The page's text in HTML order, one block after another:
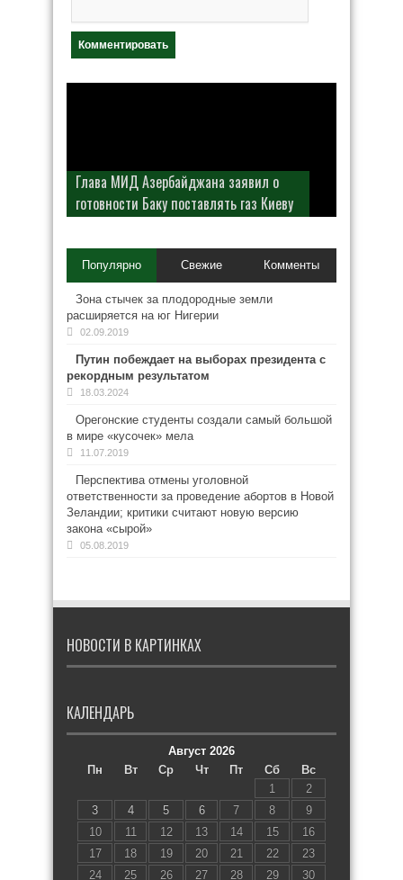
Глава МИД Азербайджана заявил о
готовности Баку поставлять газ Киеву
Популярно Свежие Комменты
Зона стычек за плодородные земли
расширяется на юг Нигерии
02.09.2019
Путин побеждает на выборах президента с
рекордным результатом
18.03.2024
Орегонские студенты создали самый большой
в мире «кусочек» мела
11.07.2019
Перспектива отмены уголовной
ответственности за проведение абортов в Новой
Зеландии; критики считают новую версию
закона «сырой»
05.08.2019
НОВОСТИ В КАРТИНКАХ
КАЛЕНДАРЬ
Август 2026
Пн
Вт Ср Чт Пт Сб
Вс
1
2
3
4 5 6 7 8
9
10
11 12 13 14 15
16
17
18 19 20 21 22
23
24
25 26 27 28 29 30